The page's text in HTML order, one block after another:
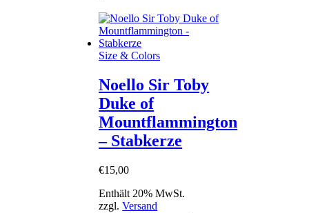
Size & Colors
Noello Sir Toby
Duke of
Mountflammington
– Stabkerze
€15,00
Enthält 20% MwSt.
zzgl.Versand